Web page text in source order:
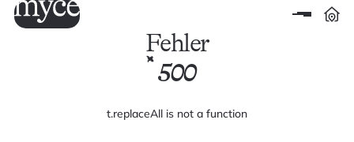
Fehler
500
t.replaceAll is not a function